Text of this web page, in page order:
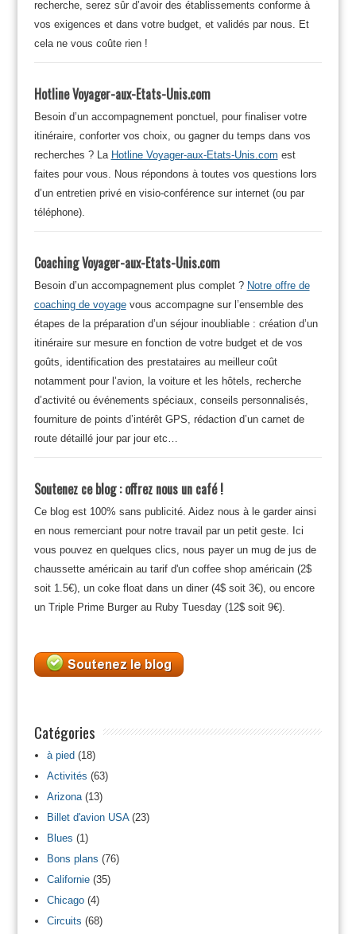
recherche, serez sûr d’avoir des établissements conforme à
vos exigences et dans votre budget, et validés par nous. Et
cela ne vous coûte rien !
Hotline Voyager-aux-Etats-Unis.com
Besoin d’un accompagnement ponctuel, pour finaliser votre
itinéraire, conforter vos choix, ou gagner du temps dans vos
recherches ? La Hotline Voyager-aux-Etats-Unis.com est
faites pour vous. Nous répondons à toutes vos questions lors
d’un entretien privé en visio-conférence sur internet (ou par
téléphone).
Coaching Voyager-aux-Etats-Unis.com
Besoin d’un accompagnement plus complet ? Notre offre de
coaching de voyagevous accompagne sur l’ensemble des
étapes de la préparation d’un séjour inoubliable : création d’un
itinéraire sur mesure en fonction de votre budget et de vos
goûts, identification des prestataires au meilleur coût
notamment pour l’avion, la voiture et les hôtels, recherche
d’activité ou événements spéciaux, conseils personnalisés,
fourniture de points d’intérêt GPS, rédaction d’un carnet de
route détaillé jour par jour etc…
Soutenez ce blog : offrez nous un café !
Ce blog est 100% sans publicité. Aidez nous à le garder ainsi
en nous remerciant pour notre travail par un petit geste. Ici
vous pouvez en quelques clics, nous payer un mug de jus de
chaussette américain au tarif d'un coffee shop américain (2$
soit 1.5€), un coke float dans un diner (4$ soit 3€), ou encore
un Triple Prime Burger au Ruby Tuesday (12$ soit 9€).
Catégories
à pied(18)
Activités (63)
Arizona(13)
Billet d'avion USA(23)
Blues (1)
Bons plans (76)
Californie(35)
Chicago(4)
Circuits (68)